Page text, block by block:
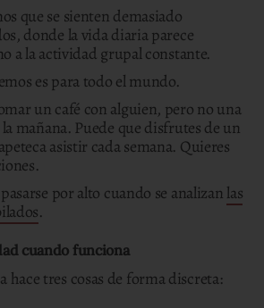
que se sienten demasiado
donde la vida diaria parece
a la actividad grupal constante.
es para todo el mundo.
un café con alguien, pero no una
mañana. Puede que disfrutes de un
asistir cada semana. Quieres
por alto cuando se analizan las
.
cuando funciona
hace tres cosas de forma discreta: